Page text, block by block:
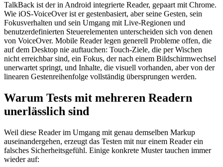
TalkBack ist der in Android integrierte Reader, gepaart mit Chrome.
Wie iOS-VoiceOver ist er gestenbasiert, aber seine Gesten, sein
Fokusverhalten und sein Umgang mit Live-Regionen und
benutzerdefinierten Steuerelementen unterscheiden sich von denen
von VoiceOver. Mobile Reader legen generell Probleme offen, die
auf dem Desktop nie auftauchen: Touch-Ziele, die per Wischen
nicht erreichbar sind, ein Fokus, der nach einem Bildschirmwechsel
unerwartet springt, und Inhalte, die visuell vorhanden, aber von der
linearen Gestenreihenfolge vollständig übersprungen werden.
Warum Tests mit mehreren Readern
unerlässlich sind
Weil diese Reader im Umgang mit genau demselben Markup
auseinandergehen, erzeugt das Testen mit nur einem Reader ein
falsches Sicherheitsgefühl. Einige konkrete Muster tauchen immer
wieder auf: